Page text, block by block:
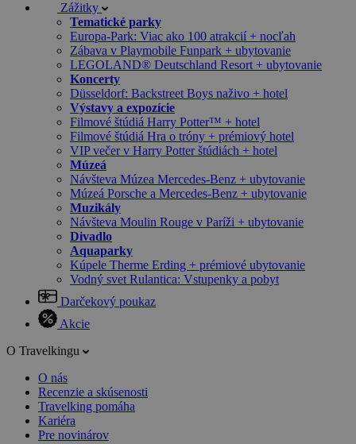
Zážitky
Tematické parky
Europa-Park: Viac ako 100 atrakcií + nocľah
Zábava v Playmobile Funpark + ubytovanie
LEGOLAND® Deutschland Resort + ubytovanie
Koncerty
Düsseldorf: Backstreet Boys naživo + hotel
Výstavy a expozície
Filmové štúdiá Harry Potter™ + hotel
Filmové štúdiá Hra o tróny + prémiový hotel
VIP večer v Harry Potter štúdiách + hotel
Múzeá
Návšteva Múzea Mercedes-Benz + ubytovanie
Múzeá Porsche a Mercedes-Benz + ubytovanie
Muzikály
Návšteva Moulin Rouge v Paríži + ubytovanie
Divadlo
Aquaparky
Kúpele Therme Erding + prémiové ubytovanie
Vodný svet Rulantica: Vstupenky a pobyt
Darčekový poukaz
Akcie
O Travelkingu
O nás
Recenzie a skúsenosti
Travelking pomáha
Kariéra
Pre novinárov